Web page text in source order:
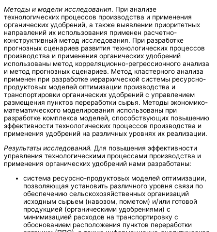
Методы и модели исследования. При анализе
технологических процессов производства и применения
органических удобрений, а также выявлении приоритетных
направлений их использования применен расчетно-
конструктивный метод исследования. При разработке
прогнозных сценариев развития технологических процессов
производства и применения органических удобрений
использованы метод корреляционно-регрессионного анализа
и метод прогнозных сценариев. Метод кластерного анализа
применен при разработке иерархической системы ресурсно-
продуктовых моделей оптимизации производства и
транспортировки органических удобрений с управлением
размещения пунктов переработки сырья. Методы экономико-
математического моделирования использованы при
разработке комплекса моделей, способствующих повышению
эффективности технологических процессов производства и
применения удобрений на различных уровнях их реализации.
Результаты исследований. Для повышения эффективности
управления технологическими процессами производства и
применения органических удобрений нами разработаны:
система ресурсно-продуктовых моделей оптимизации,
позволяющая установить различного уровня связи по
обеспечению сельскохозяйственных организаций
исходным сырьем (навозом, пометом) и/или готовой
продукцией (органическими удобрениями) с
минимизацией расходов на транспортировку с
обоснованием расположения пунктов переработки